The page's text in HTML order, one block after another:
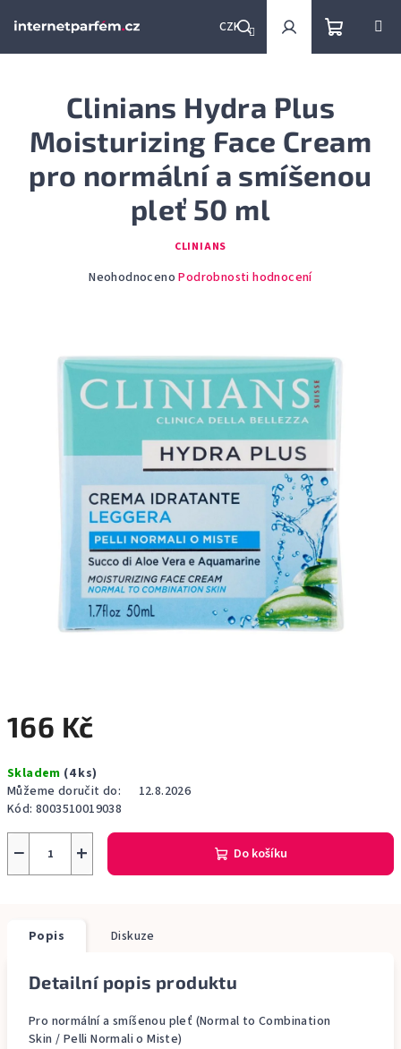
CZK
Hledat PřihlášeníNákupní
košík
166 Kč
cena:
Skladem (4 ks)
Můžeme doručit do:
12.8.2026
Kód: 8003510019038
+
− Do košíku
Clinians Hydra Plus
Moisturizing Face Cream
pro normální a smíšenou
pleť 50 ml
CLINIANS
Průměrné
z
5
hvězdiček.
Neohodnoceno Podrobnosti hodnocení
Popis Diskuze
Detailní popis produktu
Pro normální a smíšenou pleť (Normal to Combination
Skin / Pelli Normali o Miste)